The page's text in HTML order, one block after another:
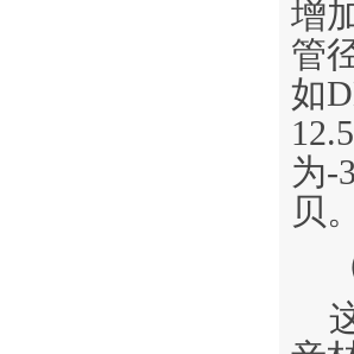
增
管
如
为-
贝